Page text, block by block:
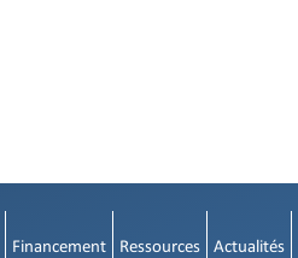
Financement Ressources Actualités